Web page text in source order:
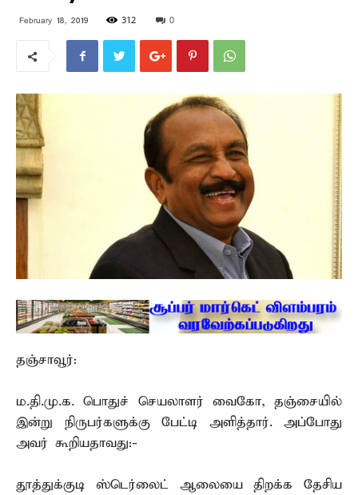
February 18, 2019 312 0
தஞ்சாவூர்:
ம.தி.மு.க. பொதுச் செயலாளர் வைகோ, தஞ்சையில்
இன்று நிருபர்களுக்கு பேட்டி அளித்தார். அப்போது
அவர் கூறியதாவது:-
தூத்துக்குடி ஸ்டெர்லைட் ஆலையை திறக்க தேசிய